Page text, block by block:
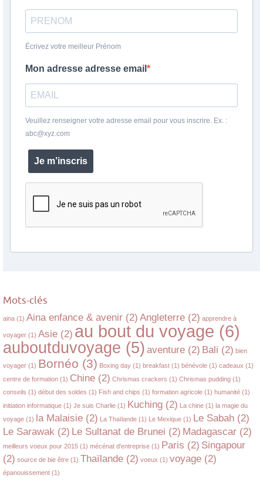
Écrivez votre meilleur Prénom
Mon adresse adresse email
Veuillez renseigner votre adresse email pour vous inscrire. Ex. :
abc@xyz.com
Je m’inscris
Mots-clés
aina (1) Aina enfance & avenir (2) Angleterre (2) apprendre à
voyager (1) Asie (2) au bout du voyage (6)
auboutduvoyage (5) aventure (2) Bali (2) bien
voyager (1) Bornéo (3) Boxing day (1) breakfast (1) bénévole (1) cadeaux (1)
centre de formation (1) Chine (2) Chrismas crackers (1) Chrismas pudding (1)
conseils (1) début des soldes (1) Fish and chips (1) formation agricole (1) humanité (1)
initiation informatique (1) Je suis Charlie (1) Kuching (2) La chine (1) la magie du
voyage (1) la Malaisie (2) La Thaïlande (1) Le Mexique (1) Le Sabah (2)
Le Sarawak (2) Le Sultanat de Brunei (2) Madagascar (2)
meilleurs voeux pour 2015 (1) mécénat d'entreprise (1) Paris (2) Singapour
(2) source de bie être (1) Thaïlande (2) voeux (1) voyage (2)
épanouissement (1)